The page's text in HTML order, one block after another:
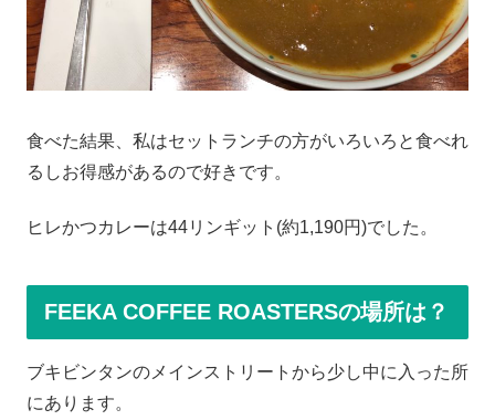
食べた結果、私はセットランチの方がいろいろと食べれ
るしお得感があるので好きです。
ヒレかつカレーは44リンギット(約1,190円)でした。
FEEKA COFFEE ROASTERSの場所は？
ブキビンタンのメインストリートから少し中に入った所
にあります。